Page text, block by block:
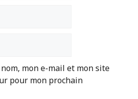
mon e-mail et mon site
pour mon prochain